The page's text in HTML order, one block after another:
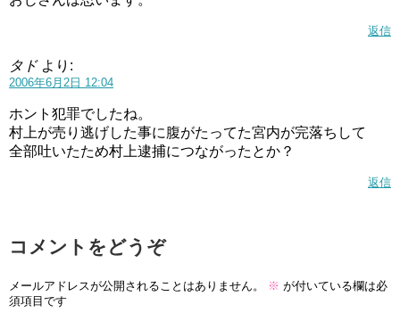
返信
タド より:
2006年6月2日 12:04
ホント犯罪でしたね。
村上が売り逃げした事に腹がたってた宮内が完落ちして
全部吐いたため村上逮捕につながったとか？
返信
コメントをどうぞ
メールアドレスが公開されることはありません。 ※ が付いている欄は必
須項目です